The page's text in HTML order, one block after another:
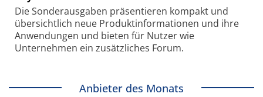
Die Sonder­ausgaben präsentieren kompakt und
übersichtlich neue Produkt­informationen und ihre
Anwendungen und bieten für Nutzer wie
Unternehmen ein zusätzliches Forum.
Anbieter des Monats